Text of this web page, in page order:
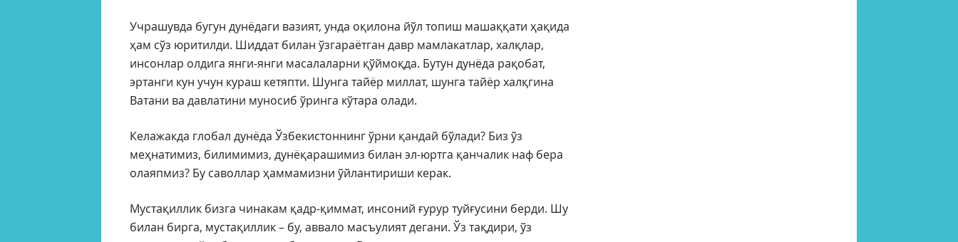
Учрашувда бугун дунёдаги вазият, унда оқилона йўл топиш машаққати ҳақида
ҳам сўз юритилди. Шиддат билан ўзгараётган давр мамлакатлар, халқлар,
инсонлар олдига янги-янги масалаларни қўймоқда. Бутун дунёда рақобат,
эртанги кун учун кураш кетяпти. Шунга тайёр миллат, шунга тайёр халқгина
Ватани ва давлатини муносиб ўринга кўтара олади.
Келажакда глобал дунёда Ўзбекистоннинг ўрни қандай бўлади? Биз ўз
меҳнатимиз, билимимиз, дунёқарашимиз билан эл-юртга қанчалик наф бера
олаяпмиз? Бу саволлар ҳаммамизни ўйлантириши керак.
Мустақиллик бизга чинакам қадр-қиммат, инсоний ғурур туйғусини берди. Шу
билан бирга, мустақиллик – бу, аввало масъулият дегани. Ўз тақдири, ўз